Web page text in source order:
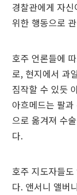
경찰관에게 자
위한 행동으로
호주 언론들에
로, 현지에서 과
짐작할 수 있듯
아흐메드는 팔
으로 옮겨져 수
다.
호주 지도자들
다. 앤서니 앨버